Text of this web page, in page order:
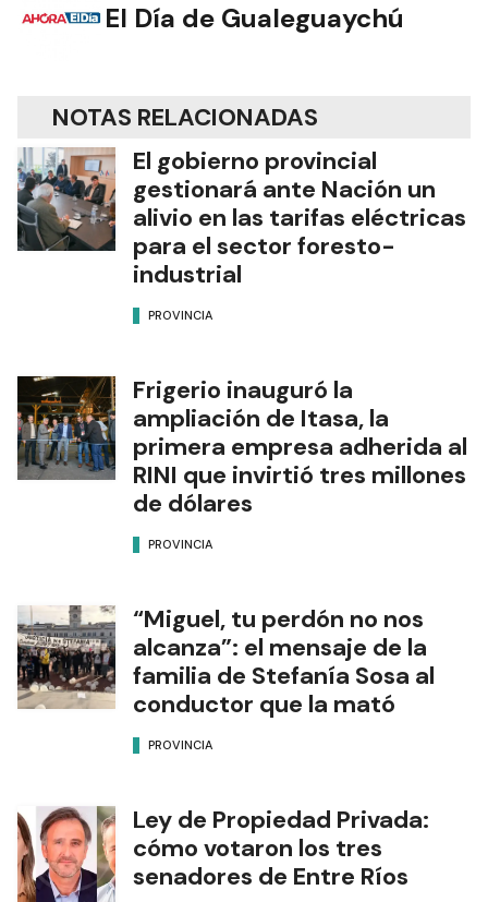
El Día de Gualeguaychú
NOTAS RELACIONADAS
El gobierno provincial
gestionará ante Nación un
alivio en las tarifas eléctricas
para el sector foresto-
industrial
PROVINCIA
Frigerio inauguró la
ampliación de Itasa, la
primera empresa adherida al
RINI que invirtió tres millones
de dólares
PROVINCIA
“Miguel, tu perdón no nos
alcanza”: el mensaje de la
familia de Stefanía Sosa al
conductor que la mató
PROVINCIA
Ley de Propiedad Privada:
cómo votaron los tres
senadores de Entre Ríos